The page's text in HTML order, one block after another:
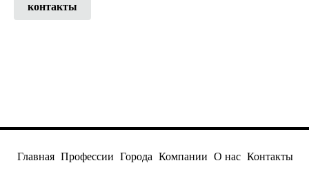
контакты
Главная Профессии Города Компании О нас Контакты